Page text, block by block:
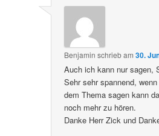
Benjamin schriebam30.
Auch ich kann nur sagen,
Sehr sehr spannend,
dem Thema sagen kann
noch mehr zu hören.
Danke Herr Zick und